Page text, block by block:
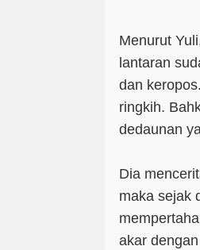
Menurut
lantaran
dan
ringkih.
dedaunan
Dia
maka sejak
akar